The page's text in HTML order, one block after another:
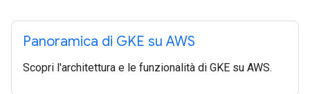
Panoramica di GKE su AWS
Scopri l'architettura e le funzionalità di GKE su AWS.